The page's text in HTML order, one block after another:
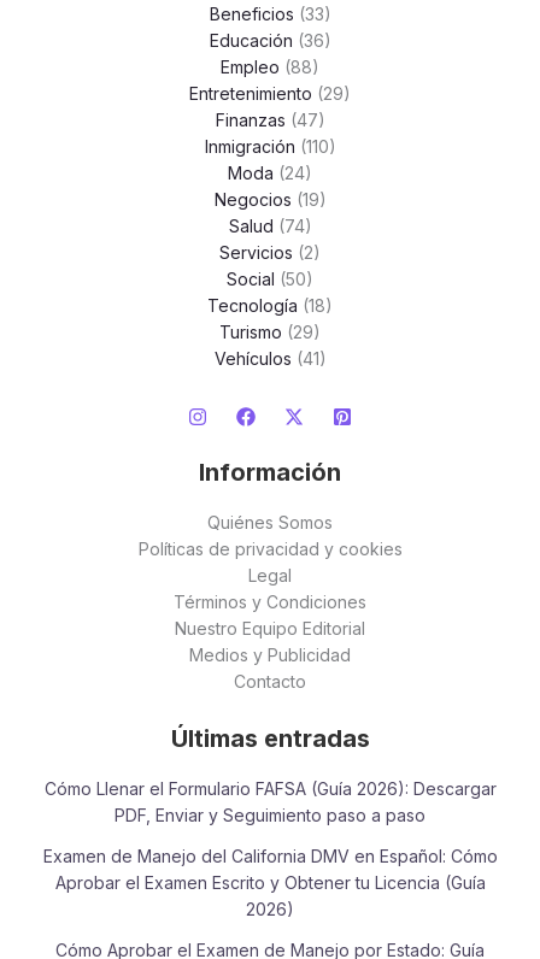
Beneficios (33)
Educación (36)
Empleo (88)
Entretenimiento (29)
Finanzas (47)
Inmigración (110)
Moda (24)
Negocios (19)
Salud (74)
Servicios (2)
Social (50)
Tecnología (18)
Turismo (29)
Vehículos (41)
Información
Quiénes Somos
Políticas de privacidad y cookies
Legal
Términos y Condiciones
Nuestro Equipo Editorial
Medios y Publicidad
Contacto
Últimas entradas
Cómo Llenar el Formulario FAFSA (Guía 2026): Descargar
PDF, Enviar y Seguimiento paso a paso
Examen de Manejo del California DMV en Español: Cómo
Aprobar el Examen Escrito y Obtener tu Licencia (Guía
2026)
Cómo Aprobar el Examen de Manejo por Estado: Guía